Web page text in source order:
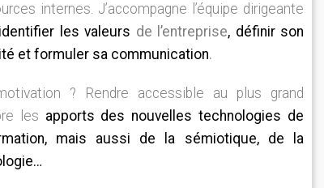
internes. J’accompagne l’équipe dirigeante
identifier les valeurs de l’entreprise, définir son
et formuler sa communication.
? Rendre accessible au plus grand
les apports des nouvelles technologies de
mais aussi de la sémiotique, de la